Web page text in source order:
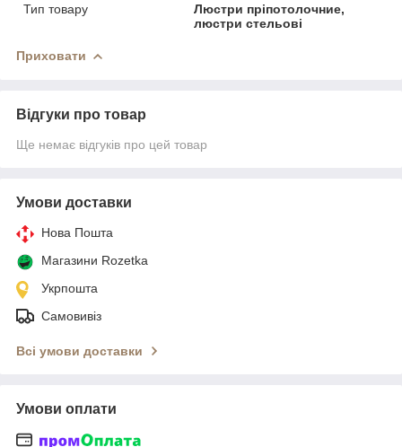
Тип товару
Люстри пріпотолочние,
люстри стельові
Приховати
Відгуки про товар
Ще немає відгуків про цей товар
Умови доставки
Нова Пошта
Магазини Rozetka
Укрпошта
Самовивіз
Всі умови доставки
Умови оплати